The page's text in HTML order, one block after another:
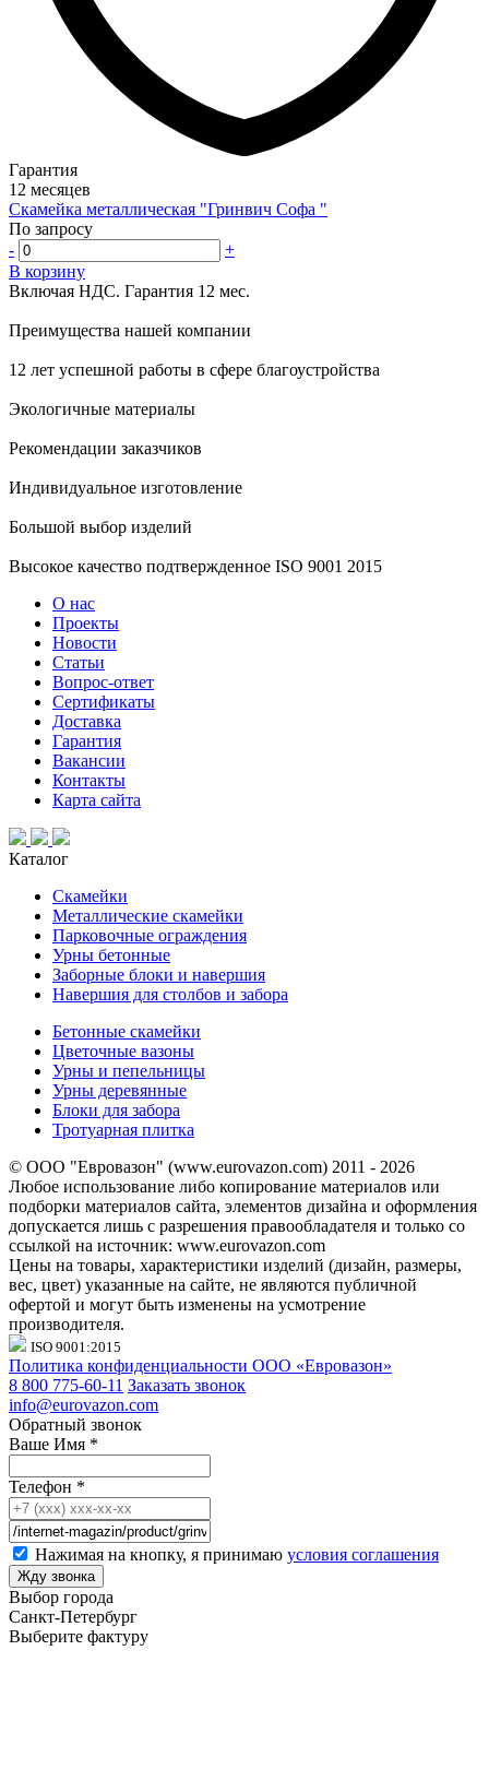
Гарантия
12 месяцев
Скамейка металлическая "Гринвич Софа "
По запросу
-
+
В корзину
Включая НДС. Гарантия 12 мес.
Преимущества нашей компании
12 лет успешной работы в сфере благоустройства
Экологичные материалы
Рекомендации заказчиков
Индивидуальное изготовление
Большой выбор изделий
Высокое качество подтвержденное ISO 9001 2015
О нас
Проекты
Новости
Статьи
Вопрос-ответ
Сертификаты
Доставка
Гарантия
Вакансии
Контакты
Карта сайта
Каталог
Скамейки
Металлические скамейки
Парковочные ограждения
Урны бетонные
Заборные блоки и навершия
Навершия для столбов и забора
Бетонные скамейки
Цветочные вазоны
Урны и пепельницы
Урны деревянные
Блоки для забора
Тротуарная плитка
© ООО "Евровазон" (www.eurovazon.com) 2011 - 2026
Любое использование либо копирование материалов или
подборки материалов сайта, элементов дизайна и оформления
допускается лишь с разрешения правообладателя и только со
ссылкой на источник: www.eurovazon.com
Цены на товары, характеристики изделий (дизайн, размеры,
вес, цвет) указанные на сайте, не являются публичной
офертой и могут быть изменены на усмотрение
производителя.
ISO 9001:2015
Политика конфиденциальности ООО «Евровазон»
8 800 775-60-11 Заказать звонок
info@eurovazon.com
Обратный звонок
Ваше Имя *
Телефон *
Нажимая на кнопку, я принимаю условия соглашения
Выбор города
Санкт-Петербург
Выберите фактуру